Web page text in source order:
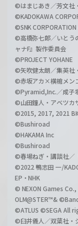
©はまじあき／芳文社
©KADOKAWA
©SNK CORPORATION
©高橋弥七郎／いとう
ャナF』製作委員会
©PROJECT YOHANE
©矢吹健太朗／集英社
©赤坂アカ×横槍メン
©Pyramid,Inc.／成子
©山田鐘人・アベツカ
©2015, 2017, 2021
©Bushiroad
©HAKAMA Inc
©Bushiroad
©春場ねぎ・講談社／
©2022 鴨志田 一/
EP・NHK
© NEXON Games
OLM@STER™&
©ATLUS ©SEGA All
©臼井儀人／双葉社・